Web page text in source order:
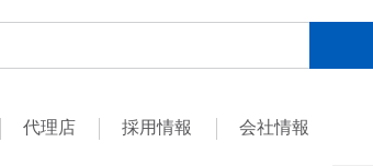
代理店 採用情報 会社情報